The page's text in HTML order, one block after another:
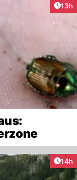
13h
14h